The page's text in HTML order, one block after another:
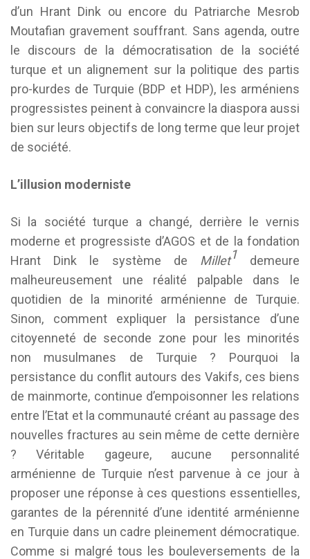
d’un Hrant Dink ou encore du Patriarche Mesrob
Moutafian gravement souffrant. Sans agenda, outre
le discours de la démocratisation de la société
turque et un alignement sur la politique des partis
pro-kurdes de Turquie (BDP et HDP), les arméniens
progressistes peinent à convaincre la diaspora aussi
bien sur leurs objectifs de long terme que leur projet
de société.
L’illusion moderniste
Si la société turque a changé, derrière le vernis
moderne et progressiste d’AGOS et de la fondation
Hrant Dink le système de
Millet1
demeure
malheureusement une réalité palpable dans le
quotidien de la minorité arménienne de Turquie.
Sinon, comment expliquer la persistance d’une
citoyenneté de seconde zone pour les minorités
non musulmanes de Turquie ? Pourquoi la
persistance du conflit autours des Vakifs, ces biens
de mainmorte, continue d’empoisonner les relations
entre l’Etat et la communauté créant au passage des
nouvelles fractures au sein même de cette dernière
? Véritable gageure, aucune personnalité
arménienne de Turquie n’est parvenue à ce jour à
proposer une réponse à ces questions essentielles,
garantes de la pérennité d’une identité arménienne
en Turquie dans un cadre pleinement démocratique.
Comme si malgré tous les bouleversements de la